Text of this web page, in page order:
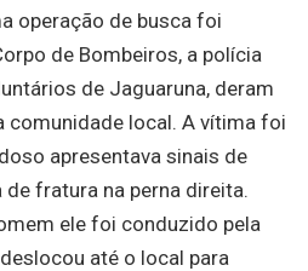
operação de busca foi
de Bombeiros, a polícia
de Jaguaruna, deram
comunidade local. A vítima foi
apresentava sinais de
fratura na perna direita.
ele foi conduzido pela
até o local para